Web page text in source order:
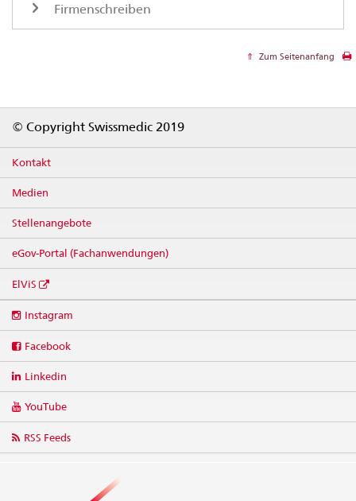
Firmenschreiben
Zum Seitenanfang
© Copyright Swissmedic 2019
Kontakt
Medien
Stellenangebote
eGov-Portal (Fachanwendungen)
ElViS
media
Instagram
Facebook
Linkedin
YouTube
RSS Feeds